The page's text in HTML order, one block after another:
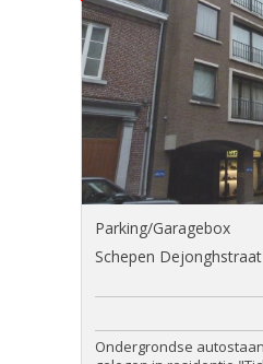
Parking/Garagebox
Schepen
Ondergrondse